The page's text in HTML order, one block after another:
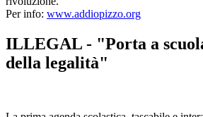
Per info: www.addiopizzo.org
ILLEGAL - "Porta a
della legalità"